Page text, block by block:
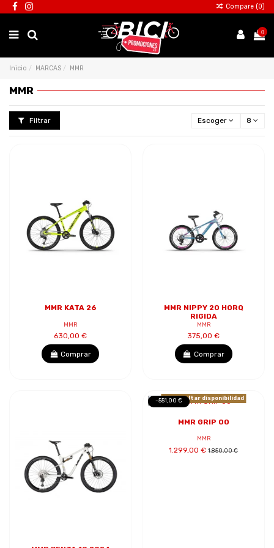
Compare (0)
0
Inicio MARCAS MMR
MMR
Filtrar Escoger 8
MMR KATA 26
MMR
630,00 €
Comprar
MMR NIPPY 20 HORQ
RIGIDA
MMR
375,00 €
Comprar
-551,00 €Consultar disponibilidad
MMR GRIP 00
MMR
1.299,00 €1.850,00 €